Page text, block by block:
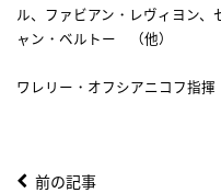
ル、ファビアン・レヴィヨン
ャン・ベルトー （他）
ワレリー・オフシアニコフ指
前の記事